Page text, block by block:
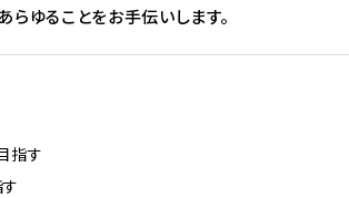
らゆることをお手伝いします。
指す